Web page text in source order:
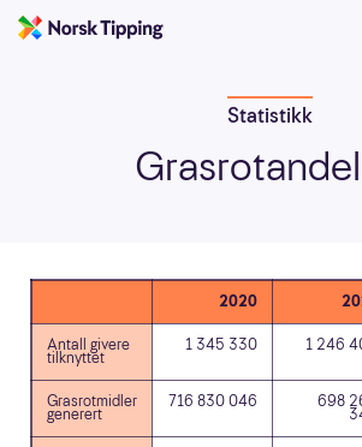
Statistikk
2020
Antall givere
tilknyttet
1 345 330 1 246
Grasrotmidler
generert
716 830 046 698